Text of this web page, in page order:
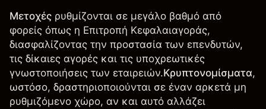
Μετοχές ρυθμίζονται σε μεγάλο βαθμό από
φορείς όπως η Επιτροπή Κεφαλαιαγοράς,
διασφαλίζοντας την προστασία των επενδυτών,
τις δίκαιες αγορές και τις υποχρεωτικές
γνωστοποιήσεις των εταιρειών.Κρυπτονομίσματα,
ωστόσο, δραστηριοποιούνται σε έναν αρκετά μη
ρυθμιζόμενο χώρο, αν και αυτό αλλάζει